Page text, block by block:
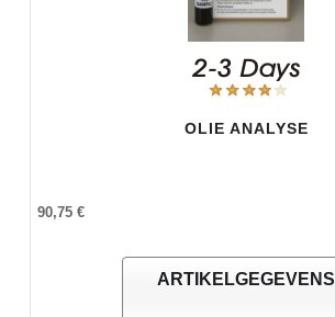
OLIE ANALYSE
90,75 €
ARTIKELGEGEVENS